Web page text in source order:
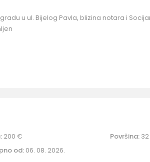
u ul. Bijelog Pavla, blizina notara i
200 € Površina:
od:06. 08. 2026.